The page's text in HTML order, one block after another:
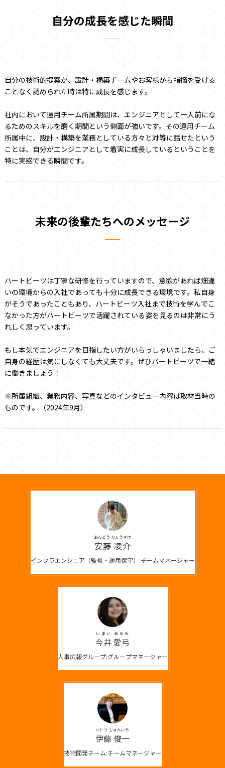
自分の成長を感じた瞬間
自分の技術的提案が、設計・構築チームやお客様から指摘を受ける
ことなく認められた時は特に成長を感じます。
社内において運用チーム所属期間は、エンジニアとして一人前にな
るためのスキルを磨く期間という側面が強いです。その運用チーム
所属中に、設計・構築を業務としている方々と対等に話せたという
ことは、自分がエンジニアとして着実に成長しているということを
特に実感できる瞬間です。
未来の後輩たちへのメッセージ
ハートビーツは丁寧な研修を行っていますので、意欲があれば畑違
いの環境からの入社であっても十分に成長できる環境です。私自身
がそうであったこともあり、ハートビーツ入社まで技術を学んでこ
なかった方がハートビーツで活躍されている姿を見るのは非常にう
れしく思っています。
もし本気でエンジニアを目指したい方がいらっしゃいましたら、ご
自身の経歴は気にしなくても大丈夫です。ぜひバートビーツで一緒
に働きましょう！
※所属組織、業務内容、写真などのインタビュー内容は取材当時の
ものです。（2024年9月）
安藤 凌介
あんどう りょうすけ
インフラエンジニア（監視・運用保守）:チームマネージャー
今井 愛弓
いまい あゆみ
人事広報グループ:グループマネージャー
伊藤 俊一
いとう しゅんいち
技術開発チーム:チームマネージャー